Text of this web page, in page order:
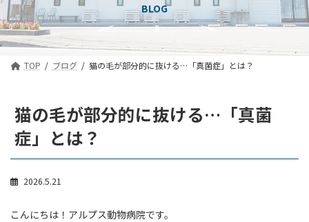
BLOG
TOP ブログ 猫の毛が部分的に抜ける…「真菌症」とは？
猫の毛が部分的に抜ける…「真菌
症」とは？
2026.5.21
こんにちは！アルプス動物病院です。